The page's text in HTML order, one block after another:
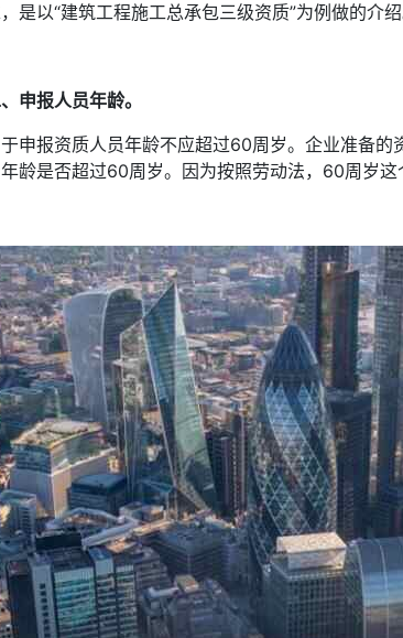
是以“建筑工程施工总承包三级资质”为例做的介绍
申报人员年龄。
申报资质人员年龄不应超过60周岁。企业准备
龄是否超过60周岁。因为按照劳动法，60周岁